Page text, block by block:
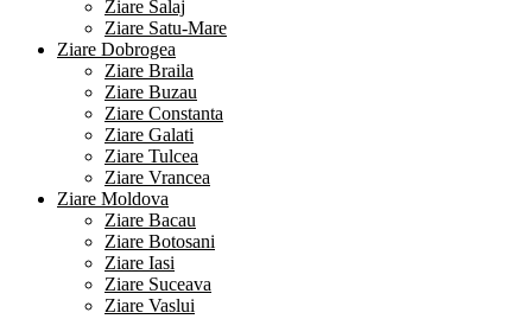
Ziare Salaj
Ziare Satu-Mare
Ziare Dobrogea
Ziare Braila
Ziare Buzau
Ziare Constanta
Ziare Galati
Ziare Tulcea
Ziare Vrancea
Ziare Moldova
Ziare Bacau
Ziare Botosani
Ziare Iasi
Ziare Suceava
Ziare Vaslui